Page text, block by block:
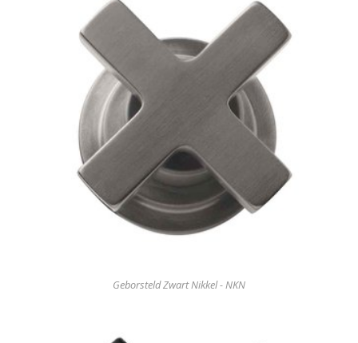
Geborsteld Zwart Nikkel - NKN